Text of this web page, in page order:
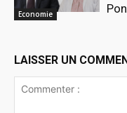
Economie
LAISSER UN